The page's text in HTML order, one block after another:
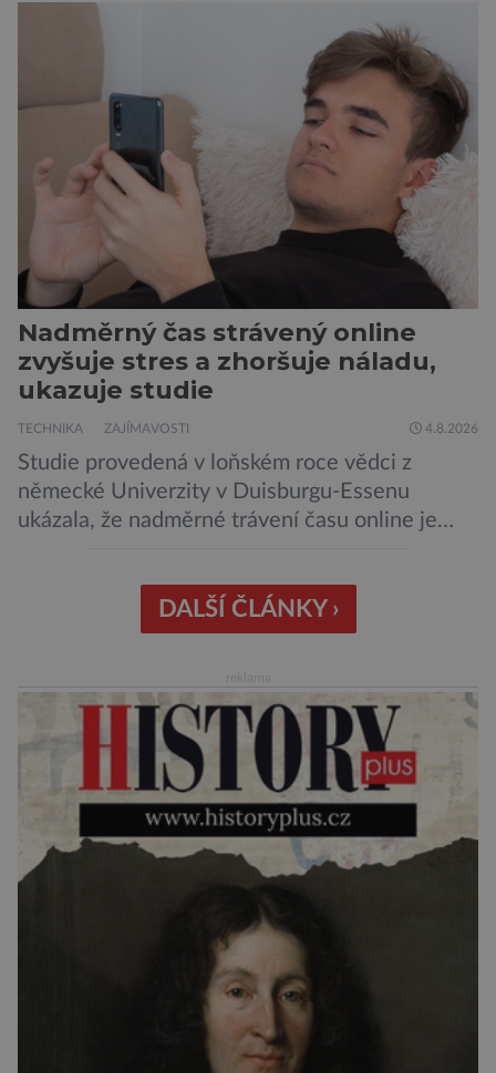
doporučení se nyní staly konzervované
sardinky, které si může dovolit opravdu každý
„Místo toho, aby poskytovaly izolované
mononutrienty, jsou rybí konzervy kompletní
potravinou,“ říká nutriční specialista Colin
Robertson a zdůrazňuje […]
Nadměrný čas strávený online
zvyšuje stres a zhoršuje náladu,
ukazuje studie
TECHNIKA ZAJÍMAVOSTI 4.8.2026
Studie provedená v loňském roce vědci z
německé Univerzity v Duisburgu-Essenu
ukázala, že nadměrné trávení času online je
se jí 900 dospělých Němců, kteří uvedli, že se v
posledním roce alespoň jednou zapojili do hraní
sítí […]
DALŠÍ ČLÁNKY ›